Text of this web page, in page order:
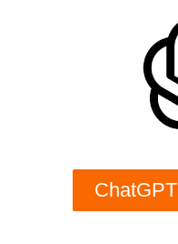
ChatGPT